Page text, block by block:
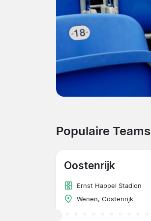
Populaire Teams
Oostenrijk
Ernst Happel Stadion
Wenen, Oostenrijk